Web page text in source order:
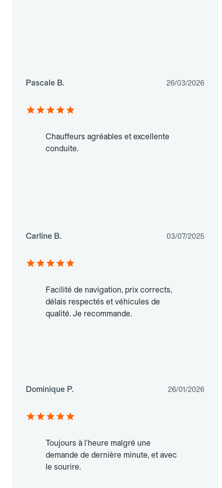
Pascale B. 26/03/2026
Chauffeurs agréables et excellente
conduite.
Carline B. 03/07/2025
Facilité de navigation, prix corrects,
délais respectés et véhicules de
qualité. Je recommande.
Dominique P. 26/01/2026
Toujours à l'heure malgré une
demande de dernière minute, et avec
le sourire.